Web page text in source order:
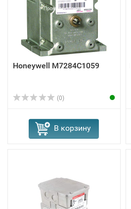
Honeywell M7284C1059
(0)
В корзину